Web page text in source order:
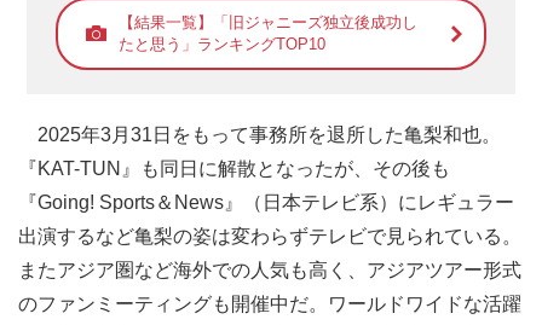
【結果一覧】「旧ジャニーズ独立後成功し
たと思う」ランキングTOP10
2025年3月31日をもって事務所を退所した亀梨和也。
『KAT-TUN』も同日に解散となったが、その後も
『Going! Sports＆News』（日本テレビ系）にレギュラー
出演するなど亀梨の姿は変わらずテレビで見られている。
またアジア圏など海外での人気も高く、アジアツアー形式
のファンミーティングも開催中だ。ワールドワイドな活躍